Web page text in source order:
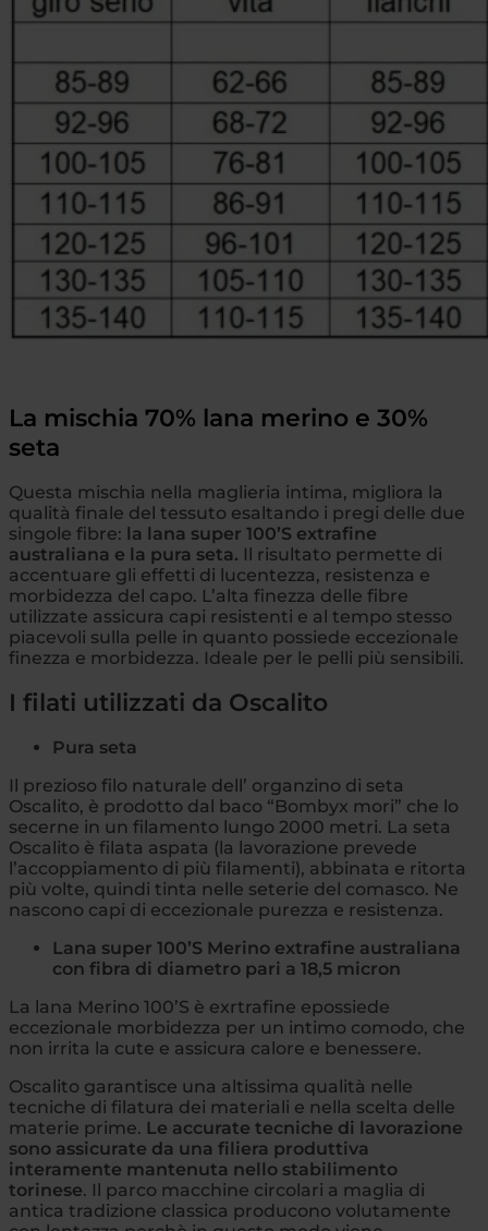
La mischia 70% lana merino e 30%
seta
Questa mischia nella maglieria intima, migliora la
qualità finale del tessuto esaltando i pregi delle due
singole fibre: la lana super 100’S extrafine
australiana e la pura seta. Il risultato permette di
accentuare gli effetti di lucentezza, resistenza e
morbidezza del capo. L’alta finezza delle fibre
utilizzate assicura capi resistenti e al tempo stesso
piacevoli sulla pelle in quanto possiede eccezionale
finezza e morbidezza. Ideale per le pelli più sensibili.
I filati utilizzati da Oscalito
Pura seta
Il prezioso filo naturale dell’ organzino di seta
Oscalito, è prodotto dal baco “Bombyx mori” che lo
secerne in un filamento lungo 2000 metri. La seta
Oscalito è filata aspata (la lavorazione prevede
l’accoppiamento di più filamenti), abbinata e ritorta
più volte, quindi tinta nelle seterie del comasco. Ne
nascono capi di eccezionale purezza e resistenza.
Lana super 100’S Merino extrafine australiana
con fibra di diametro pari a 18,5 micron
La lana Merino 100’S è exrtrafine epossiede
eccezionale morbidezza per un intimo comodo, che
non irrita la cute e assicura calore e benessere.
Oscalito garantisce una altissima qualità nelle
tecniche di filatura dei materiali e nella scelta delle
materie prime. Le accurate tecniche di lavorazione
sono assicurate da una filiera produttiva
interamente mantenuta nello stabilimento
torinese. Il parco macchine circolari a maglia di
antica tradizione classica producono volutamente